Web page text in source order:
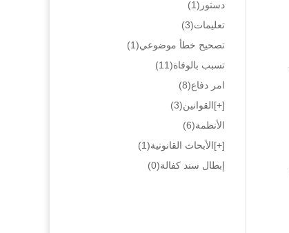
دستور (1)
تعليمات(3)
تصحيح خطأ موضوعي(1)
تسبب بالوفاة(11)
امر دفاع(8)
[+]القوانين(3)
الأنظمة(6)
[+]الأبحاث القانونية(1)
إبطال سند كفالة(0)